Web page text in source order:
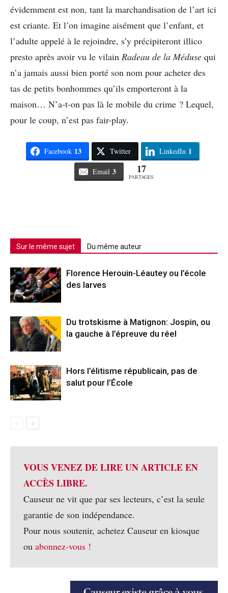
évidemment est non, tant la marchandisation de l’art ici
est criante. Et l’on imagine aisément que l’enfant, et
l’adulte appelé à le rejoindre, s’y précipiteront illico
presto après avoir vu le vilain Radeau de la Méduse qui
n’a jamais aussi bien porté son nom pour acheter des
tas de petits bonhommes qu’ils emporteront à la
maison… N’a-t-on pas là le mobile du crime ? Lequel,
pour le coup, n’est pas fair-play.
Facebook 13 Twitter LinkedIn 1
Email 3 17
PARTAGES
Sur le même sujet Du même auteur
Florence Herouin-Léautey ou l’école
des larves
Abonné
Du trotskisme à Matignon: Jospin, ou
la gauche à l’épreuve du réel
Hors l’élitisme républicain, pas de
salut pour l’École
VOUS VENEZ DE LIRE UN ARTICLE EN
ACCÈS LIBRE.
Causeur ne vit que par ses lecteurs, c’est la seule
garantie de son indépendance.
Pour nous soutenir, achetez Causeur en kiosque
ou abonnez-vous !